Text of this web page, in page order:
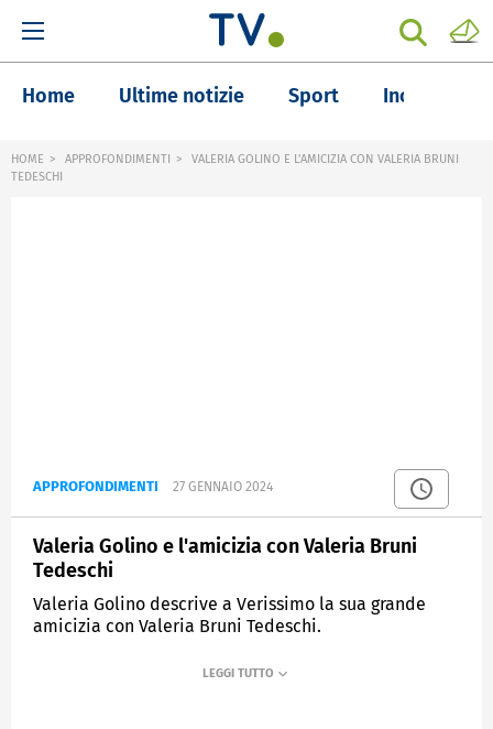
Home Ultime notizie Sport Inchieste
HOME APPROFONDIMENTI
VALERIA GOLINO E L'AMICIZIA CON VALERIA BRUNI
TEDESCHI
APPROFONDIMENTI 27 GENNAIO 2024
Valeria Golino e l'amicizia con Valeria Bruni
Tedeschi
Valeria Golino descrive a Verissimo la sua grande
amicizia con Valeria Bruni Tedeschi.
VERISSIMO